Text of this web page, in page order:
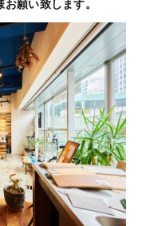
願い致します。